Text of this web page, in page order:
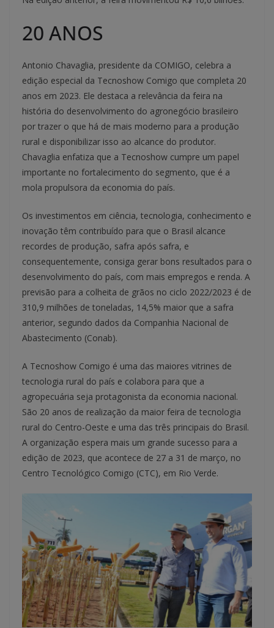
20 ANOS
Antonio Chavaglia, presidente da COMIGO, celebra a
edição especial da Tecnoshow Comigo que completa 20
anos em 2023. Ele destaca a relevância da feira na
história do desenvolvimento do agronegócio brasileiro
por trazer o que há de mais moderno para a produção
rural e disponibilizar isso ao alcance do produtor.
Chavaglia enfatiza que a Tecnoshow cumpre um papel
importante no fortalecimento do segmento, que é a
mola propulsora da economia do país.
Os investimentos em ciência, tecnologia, conhecimento e
inovação têm contribuído para que o Brasil alcance
recordes de produção, safra após safra, e
consequentemente, consiga gerar bons resultados para o
desenvolvimento do país, com mais empregos e renda. A
previsão para a colheita de grãos no ciclo 2022/2023 é de
310,9 milhões de toneladas, 14,5% maior que a safra
anterior, segundo dados da Companhia Nacional de
Abastecimento (Conab).
A Tecnoshow Comigo é uma das maiores vitrines de
tecnologia rural do país e colabora para que a
agropecuária seja protagonista da economia nacional.
São 20 anos de realização da maior feira de tecnologia
rural do Centro-Oeste e uma das três principais do Brasil.
A organização espera mais um grande sucesso para a
edição de 2023, que acontece de 27 a 31 de março, no
Centro Tecnológico Comigo (CTC), em Rio Verde.